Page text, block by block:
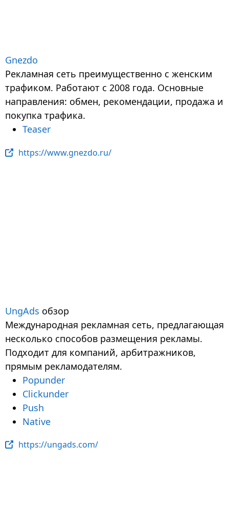
Gnezdo
Рекламная сеть преимущественно с женским
трафиком. Работают с 2008 года. Основные
направления: обмен, рекомендации, продажа и
покупка трафика.
Teaser
https://www.gnezdo.ru/
UngAds обзор
Международная рекламная сеть, предлагающая
несколько способов размещения рекламы.
Подходит для компаний, арбитражников,
прямым рекламодателям.
Popunder
Clickunder
Push
Native
https://ungads.com/